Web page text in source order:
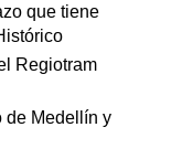
que tiene
Regiotram
de Medellín y